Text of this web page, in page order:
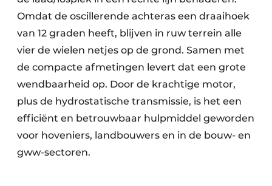
Omdat de oscillerende achteras een draaihoek
van 12 graden heeft, blijven in ruw terrein alle
vier de wielen netjes op de grond. Samen met
de compacte afmetingen levert dat een grote
wendbaarheid op. Door de krachtige motor,
plus de hydrostatische transmissie, is het een
efficiënt en betrouwbaar hulpmiddel geworden
voor hoveniers, landbouwers en in de bouw- en
gww-sectoren.